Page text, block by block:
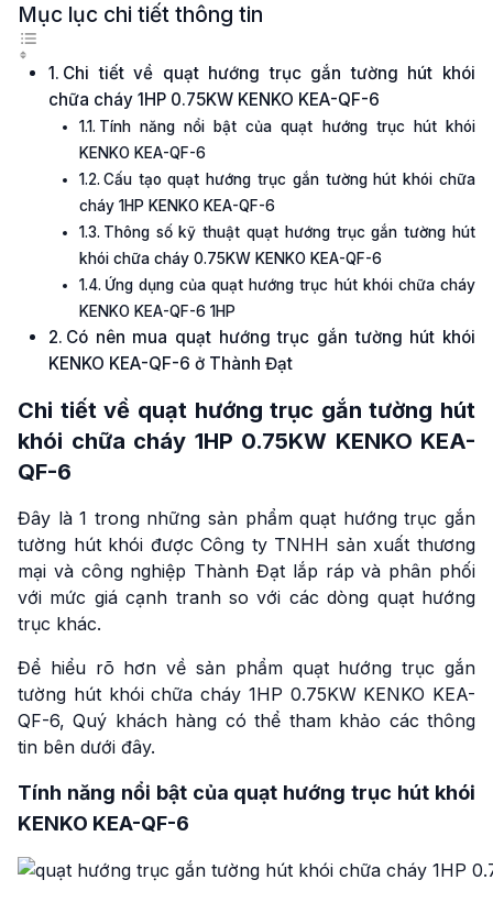
Mục lục chi tiết thông tin
Chi tiết về quạt hướng trục gắn tường hút khói
chữa cháy 1HP 0.75KW KENKO KEA-QF-6
Tính năng nổi bật của quạt hướng trục hút khói
KENKO KEA-QF-6
Cấu tạo quạt hướng trục gắn tường hút khói chữa
cháy 1HP KENKO KEA-QF-6
Thông số kỹ thuật quạt hướng trục gắn tường hút
khói chữa cháy 0.75KW KENKO KEA-QF-6
Ứng dụng của quạt hướng trục hút khói chữa cháy
KENKO KEA-QF-6 1HP
Có nên mua quạt hướng trục gắn tường hút khói
KENKO KEA-QF-6 ở Thành Đạt
Chi tiết về quạt hướng trục gắn tường hút
khói chữa cháy 1HP 0.75KW KENKO KEA-
QF-6
Đây là 1 trong những sản phẩm quạt hướng trục gắn
tường hút khói được Công ty TNHH sản xuất thương
mại và công nghiệp Thành Đạt lắp ráp và phân phối
với mức giá cạnh tranh so với các dòng quạt hướng
trục khác.
Để hiểu rõ hơn về sản phẩm quạt hướng trục gắn
tường hút khói chữa cháy 1HP 0.75KW KENKO KEA-
QF-6, Quý khách hàng có thể tham khảo các thông
tin bên dưới đây.
Tính năng nổi bật của quạt hướng trục hút khói
KENKO KEA-QF-6